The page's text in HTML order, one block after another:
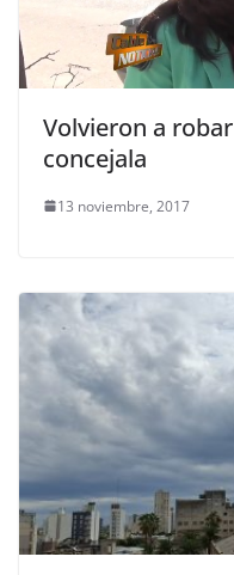
Volvieron a
concejala
13 noviembre, 2017